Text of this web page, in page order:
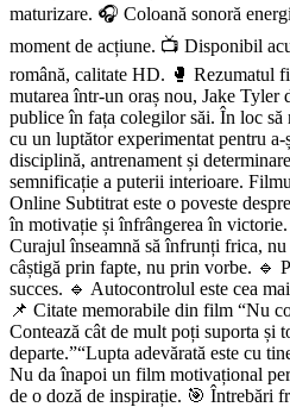
maturizare. 🎧 Coloană sonoră
moment de acțiune. 📺 Disponibil
română, calitate HD. 🥊 Rezumatul
mutarea într-un oraș nou, Jake
publice în fața colegilor săi. În loc să
cu un luptător experimentat pentru a-
disciplină, antrenament și
semnificație a puterii interioare.
Online Subtitrat este o poveste
în motivație și înfrângerea în
Curajul înseamnă să înfrunți frica,
câștigă prin fapte, nu prin vorbe. 🔹
succes. 🔹 Autocontrolul este cea
📌 Citate memorabile din film “Nu
Contează cât de mult poți suporta și
departe.”“Lupta adevărată este cu
Nu da înapoi un film motivațional
de o doză de inspirație. 🎯 Întrebări